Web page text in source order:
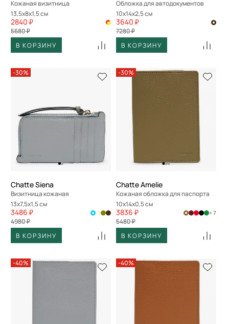
Кожаная визитница
13,5x8x1,5 см
2840 ₽
5680 ₽
В КОРЗИНУ
Обложка для автодокументов
10x14x2,5 см
3640 ₽
7280 ₽
В КОРЗИНУ
-30%
Chatte Siena
Визитница кожаная
13x7,5x1,5 см
3486 ₽
4980 ₽
В КОРЗИНУ
-30%
Chatte Amelie
Кожаная обложка для паспорта
10x14x0,5 см
3836 ₽
5480 ₽
+ 7
В КОРЗИНУ
-40% -40%